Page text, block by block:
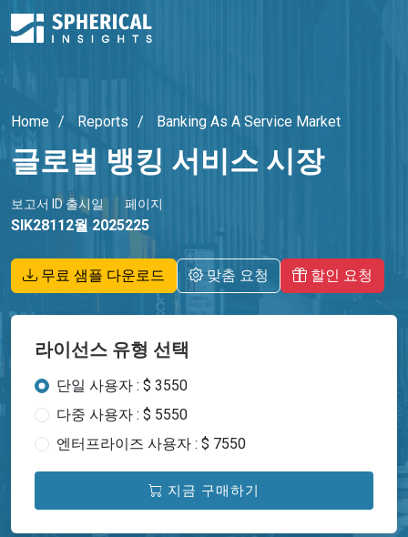
Home Reports Banking As A Service Market
글로벌 뱅킹 서비스 시장
보고서 ID
SIK2811
출시일
2월 2025
페이지
225
무료 샘플 다운로드 맞춤 요청 할인 요청
라이선스 유형 선택
단일 사용자 : $ 3550
다중 사용자 : $ 5550
엔터프라이즈 사용자 : $ 7550
지금 구매하기